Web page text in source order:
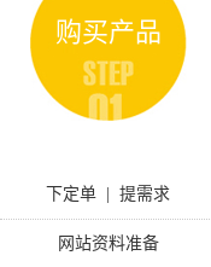
购买产品
下定单 | 提需求
网站资料准备